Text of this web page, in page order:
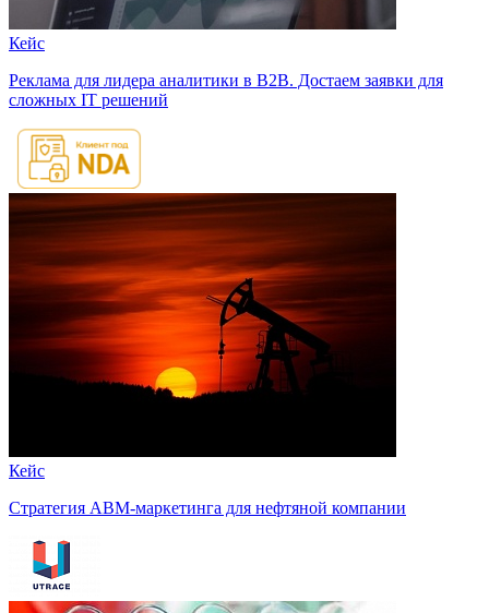
Кейс
Реклама для лидера аналитики в B2B. Достаем заявки для
сложных IT решений
Кейс
Стратегия ABM-маркетинга для нефтяной компании